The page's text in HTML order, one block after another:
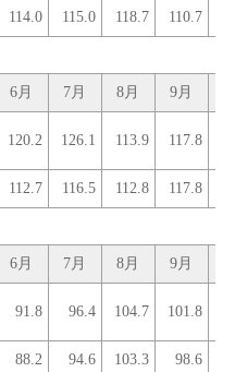
114.0 115.0 118.7 110.7
6月 7月 8月 9月
120.2 126.1 113.9 117.8
112.7 116.5 112.8 117.8
6月 7月 8月 9月
91.8 96.4 104.7 101.8
88.2 94.6 103.3 98.6